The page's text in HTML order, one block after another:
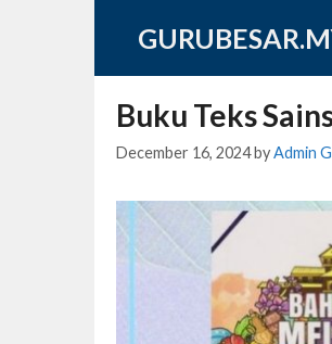
Buku Teks
December 16, 2024byAdmin